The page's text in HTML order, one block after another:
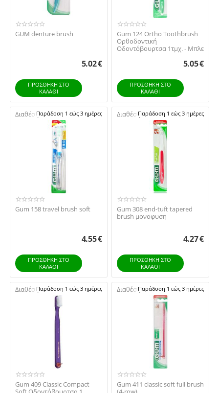
GUM denture brush
5.02€
ΠΡΟΣΘΉΚΗ ΣΤΟ
ΚΑΛΆΘΙ
Gum 124 Ortho Toothbrush
Ορθοδοντική
Οδοντόβουρτσα 1τμχ. - Μπλε
5.05€
ΠΡΟΣΘΉΚΗ ΣΤΟ
ΚΑΛΆΘΙ
Διαθέσιμο:Παράδοση 1 εώς 3 ημέρες
Gum 158 travel brush soft
4.55€
ΠΡΟΣΘΉΚΗ ΣΤΟ
ΚΑΛΆΘΙ
Διαθέσιμο:Παράδοση 1 εώς 3 ημέρες
Gum 308 end-tuft tapered
brush μονοφυση
4.27€
ΠΡΟΣΘΉΚΗ ΣΤΟ
ΚΑΛΆΘΙ
Διαθέσιμο:Παράδοση 1 εώς 3 ημέρες
Gum 409 Classic Compact
Διαθέσιμο:Παράδοση 1 εώς 3 ημέρες
Gum 411 classic soft full brush